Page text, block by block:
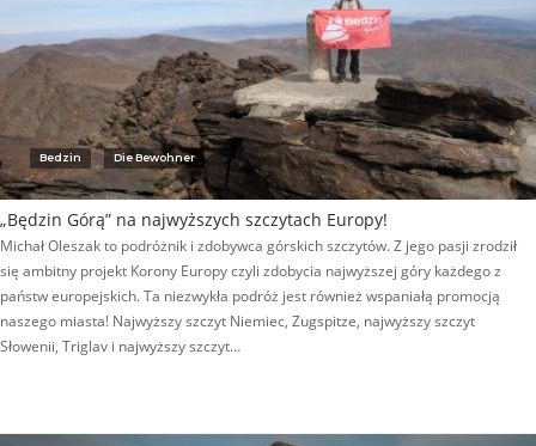
Bedzin Die Bewohner
„Będzin Górą” na najwyższych szczytach Europy!
Michał Oleszak to podróżnik i zdobywca górskich szczytów. Z jego pasji zrodził
się ambitny projekt Korony Europy czyli zdobycia najwyższej góry każdego z
państw europejskich. Ta niezwykła podróż jest również wspaniałą promocją
naszego miasta! Najwyższy szczyt Niemiec, Zugspitze, najwyższy szczyt
Słowenii, Triglav i najwyższy szczyt…